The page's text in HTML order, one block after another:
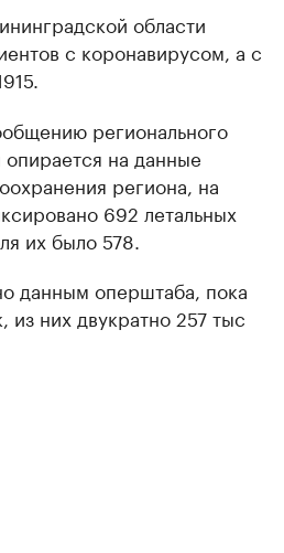
области
с коронавирусом, а с
регионального
на данные
региона, на
692 летальных
их было 578.
данным оперштаба, пока
из них двукратно 257 тыс